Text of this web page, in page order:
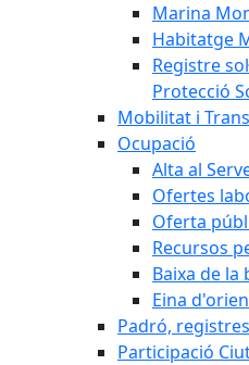
Marina
Habitatge
Registre
Protecció
Mobilitat i
Ocupació
Alta al
Ofertes
Oferta
Recursos
Baixa de la
Eina
Padró,
Participació